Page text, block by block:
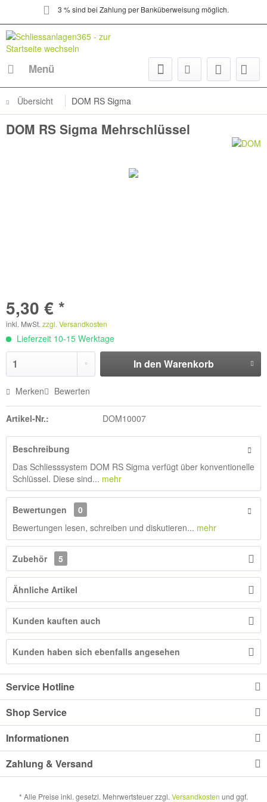
3 % sind bei Zahlung per Banküberweisung möglich.
Menü
Übersicht DOM RS Sigma
DOM RS Sigma Mehrschlüssel
5,30 € *
inkl. MwSt. zzgl. Versandkosten
Lieferzeit 10-15 Werktage
In den Warenkorb
Merken Bewerten
Artikel-Nr.: DOM10007
Beschreibung
Das Schliesssystem DOM RS Sigma verfügt über konventionelle
Schlüssel. Diese sind... mehr
Bewertungen
0
Bewertungen lesen, schreiben und diskutieren... mehr
Zubehör 5
Ähnliche Artikel
Kunden kauften auch
Kunden haben sich ebenfalls angesehen
Service Hotline
Shop Service
Informationen
Zahlung & Versand
* Alle Preise inkl. gesetzl. Mehrwertsteuer zzgl. Versandkosten und ggf.